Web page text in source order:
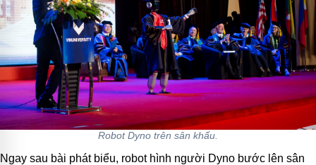
Robot Dyno trên sân khấu.
Ngay sau bài phát biểu, robot hình người Dyno bước lên sân